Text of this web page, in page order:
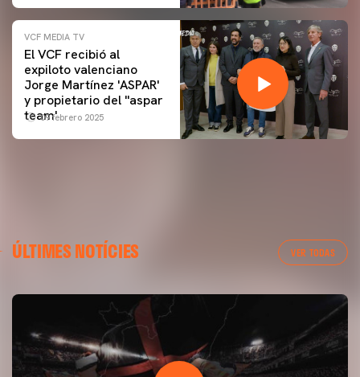
VCF MEDIA TV
El VCF recibió al
expiloto valenciano
Jorge Martínez 'ASPAR'
y propietario del ''aspar
team'
09 febrero 2025
ÚLTIMES NOTÍCIES VER TODAS